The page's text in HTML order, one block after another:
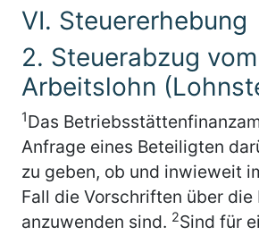
VI. Steuererhebung
2. Steuerabzug vom
Arbeitslohn
1Das
Anfrage eines Beteiligten
zu geben, ob und inwieweit
Fall die Vorschriften über die
anzuwenden sind. 2Sind für